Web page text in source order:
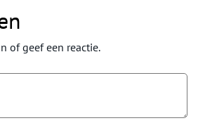
of geef een reactie.